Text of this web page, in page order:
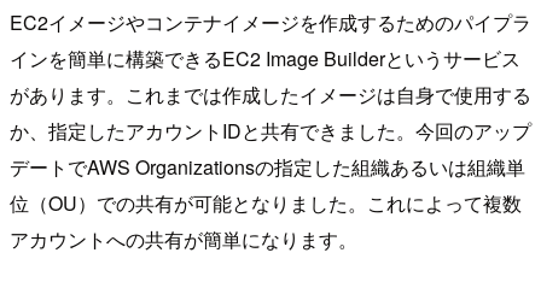
EC2イメージやコンテナイメージを作成するためのパイプラ
インを簡単に構築できるEC2 Image Builderというサービス
があります。これまでは作成したイメージは自身で使用する
か、指定したアカウントIDと共有できました。今回のアップ
デートでAWS Organizationsの指定した組織あるいは組織単
位（OU）での共有が可能となりました。これによって複数
アカウントへの共有が簡単になります。